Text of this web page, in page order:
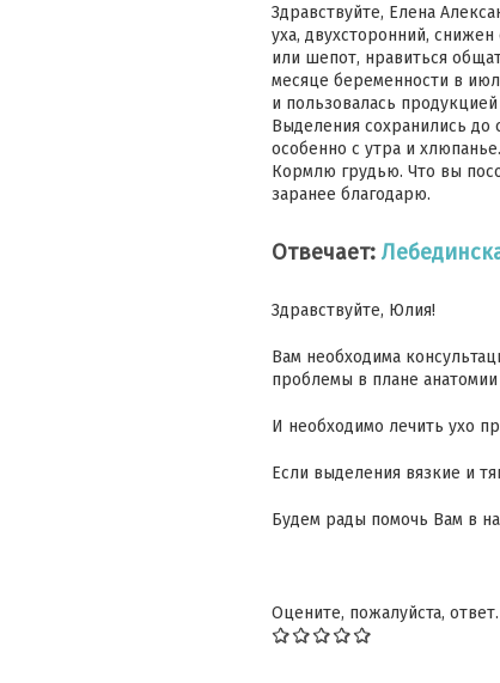
Здравствуйте, Елена
уха, двухсторонний,
или шепот, нравиться
месяце беременности в
и пользовалась
Выделения сохранились до
особенно с утра и
Кормлю грудью. Что вы
заранее благодарю.
Отвечает:
Здравствуйте, Юлия!
Вам необходима
проблемы в плане анатомии
И необходимо лечить ухо
Если выделения вязкие и
Будем рады помочь Вам в
Оцените, пожалуйста, ответ.